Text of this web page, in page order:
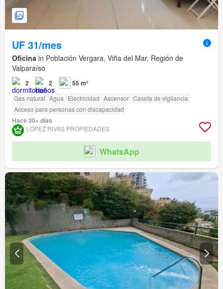
UF 31/mes
Oficina in Población Vergara, Viña del Mar, Región de
Valparaíso
2 2 55 m²
Gas natural Agua Electricidad Ascensor Caseta de vigilancia
Acceso para personas con discapacidad
Hace 30+ días
LOPEZ RIVAS PROPIEDADES
WhatsApp